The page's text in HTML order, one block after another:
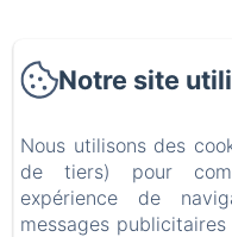
UN
219, avenue Bouloumié /
des
06 37 94
Notre site
Nous utilisons des
de tiers) pour
expérience de
messages